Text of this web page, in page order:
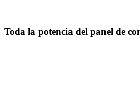
Toda la potencia del panel de